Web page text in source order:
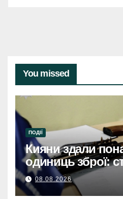
You missed
ПОДІЇ
Кияни здали
одиниць зброї:
безпечнішою
08.08.2026